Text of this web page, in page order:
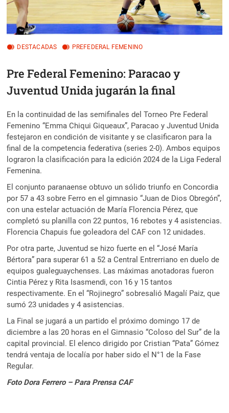
DESTACADAS PREFEDERAL FEMENINO
Pre Federal Femenino: Paracao y
Juventud Unida jugarán la final
En la continuidad de las semifinales del Torneo Pre Federal
Femenino “Emma Chiqui Giqueaux”, Paracao y Juventud Unida
festejaron en condición de visitante y se clasificaron para la
final de la competencia federativa (series 2-0). Ambos equipos
lograron la clasificación para la edición 2024 de la Liga Federal
Femenina.
El conjunto paranaense obtuvo un sólido triunfo en Concordia
por 57 a 43 sobre Ferro en el gimnasio “Juan de Dios Obregón”,
con una estelar actuación de María Florencia Pérez, que
completó su planilla con 22 puntos, 16 rebotes y 4 asistencias.
Florencia Chapuis fue goleadora del CAF con 12 unidades.
Por otra parte, Juventud se hizo fuerte en el “José María
Bértora” para superar 61 a 52 a Central Entrerriano en duelo de
equipos gualeguaychenses. Las máximas anotadoras fueron
Cintia Pérez y Rita Isasmendi, con 16 y 15 tantos
respectivamente. En el “Rojinegro” sobresalió Magalí Paiz, que
sumó 23 unidades y 4 asistencias.
La Final se jugará a un partido el próximo domingo 17 de
diciembre a las 20 horas en el Gimnasio “Coloso del Sur” de la
capital provincial. El elenco dirigido por Cristian “Pata” Gómez
tendrá ventaja de localía por haber sido el N°1 de la Fase
Regular.
Foto Dora Ferrero – Para Prensa CAF